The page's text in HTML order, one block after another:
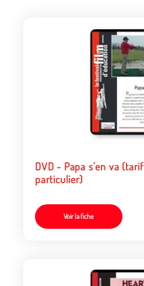
DVD - Papa s'en va (tarif
particulier)
Voir la fiche